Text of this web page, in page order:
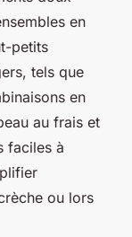
en
petits
tels que
en
au frais et
faciles à
ou lors